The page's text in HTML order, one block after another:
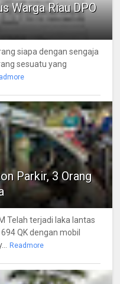
Warga Riau DPO
siapa dengan sengaja
sesuatu yang
Parkir, 3 Orang
Telah terjadi laka lantas
QK dengan mobil
Readmore